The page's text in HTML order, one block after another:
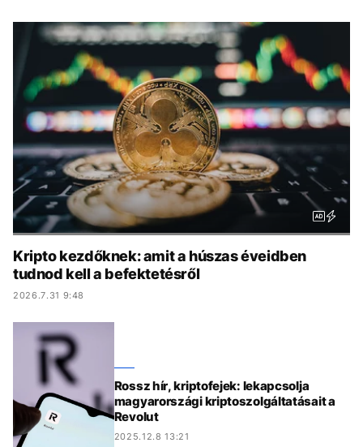
ÉLETMÓD DESIGN
BESZÉLGETÉSEK ARCOK
VIDEÓ TÖRTÉNETEK
GASZTRO
Kripto kezdőknek: amit a húszas éveidben
tudnod kell a befektetésről
2026.7.31 9:48
Rossz hír, kriptofejek: lekapcsolja
magyarországi kriptoszolgáltatásait a
Revolut
2025.12.8 13:21